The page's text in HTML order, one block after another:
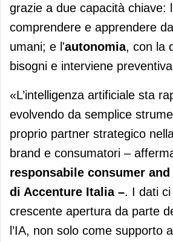
grazie a due capacità chiave:
comprendere e apprendere
umani; e l'autonomia, con la
bisogni e interviene
«L’intelligenza artificiale sta
evolvendo da semplice
proprio partner strategico
brand e consumatori –
responsabile consumer
di Accenture Italia –. I dati
crescente apertura da parte
l’IA, non solo come supporto